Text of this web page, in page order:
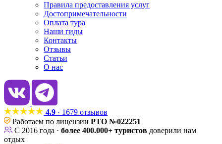
Правила предоставления услуг
Достопримечательности
Оплата тура
Наши гиды
Контакты
Отзывы
Статьи
О нас
4.9 · 1679 отзывов
Работаем по лицензии РТО №022251
С 2016 года · более 400.000+ туристов доверили нам
отдых